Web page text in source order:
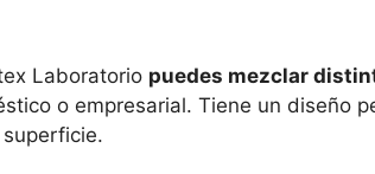
Laboratorio puedes mezclar
o empresarial. Tiene un diseño